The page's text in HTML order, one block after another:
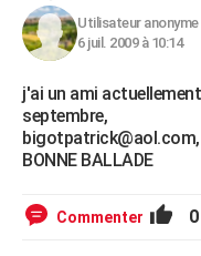
Utilisateur anonyme
6 juil. 2009 à 10:14
j'ai un ami
septembre,
BONNE BALLADE
Commenter 0